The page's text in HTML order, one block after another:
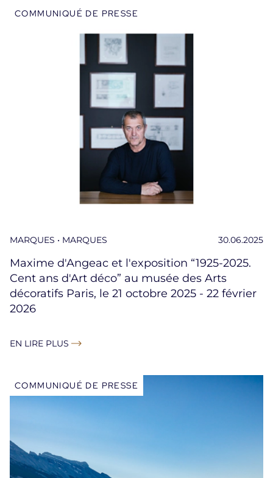
MARQUES • MARQUES 30.06.2025
Maxime d'Angeac et l'exposition “1925-2025.
Cent ans d'Art déco” au musée des Arts
décoratifs Paris, le 21 octobre 2025 - 22 février
2026
EN LIRE PLUS
COMMUNIQUÉ DE PRESSE
COMMUNIQUÉ DE PRESSE